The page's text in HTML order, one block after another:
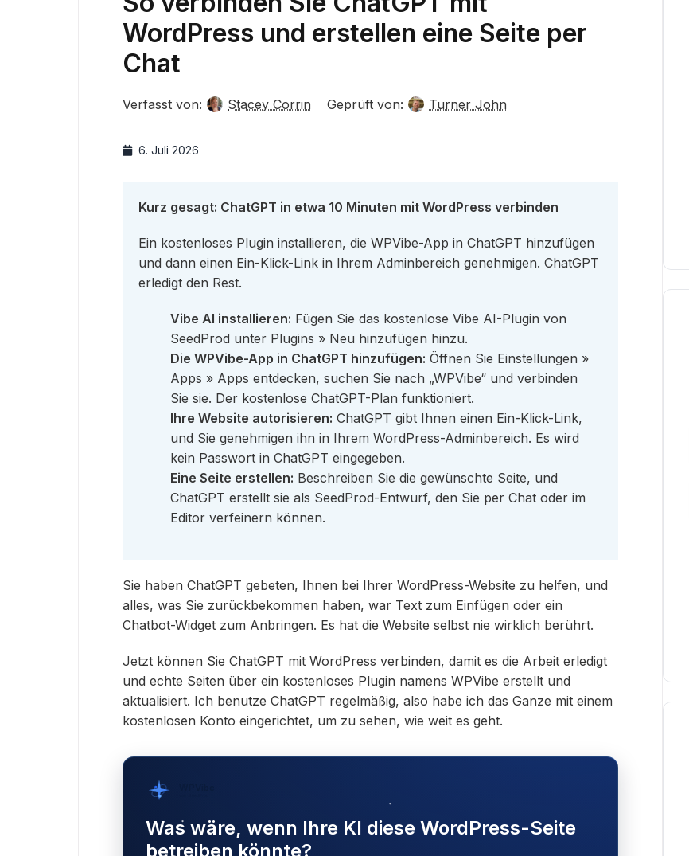
WordPress und erstellen eine Seite per
Chat
Verfasst von: Stacey Corrin Geprüft von: Turner John
6. Juli 2026
Kurz gesagt: ChatGPT in etwa 10 Minuten mit WordPress verbinden
Ein kostenloses Plugin installieren, die WPVibe-App in ChatGPT hinzufügen
und dann einen Ein-Klick-Link in Ihrem Adminbereich genehmigen. ChatGPT
erledigt den Rest.
Vibe AI installieren: Fügen Sie das kostenlose Vibe AI-Plugin von
SeedProd unter Plugins » Neu hinzufügen hinzu.
Die WPVibe-App in ChatGPT hinzufügen: Öffnen Sie Einstellungen »
Apps » Apps entdecken, suchen Sie nach „WPVibe“ und verbinden
Sie sie. Der kostenlose ChatGPT-Plan funktioniert.
Ihre Website autorisieren: ChatGPT gibt Ihnen einen Ein-Klick-Link,
und Sie genehmigen ihn in Ihrem WordPress-Adminbereich. Es wird
kein Passwort in ChatGPT eingegeben.
Eine Seite erstellen: Beschreiben Sie die gewünschte Seite, und
ChatGPT erstellt sie als SeedProd-Entwurf, den Sie per Chat oder im
Editor verfeinern können.
Sie haben ChatGPT gebeten, Ihnen bei Ihrer WordPress-Website zu helfen, und
alles, was Sie zurückbekommen haben, war Text zum Einfügen oder ein
Chatbot-Widget zum Anbringen. Es hat die Website selbst nie wirklich berührt.
Jetzt können Sie ChatGPT mit WordPress verbinden, damit es die Arbeit erledigt
und echte Seiten über ein kostenloses Plugin namens WPVibe erstellt und
aktualisiert. Ich benutze ChatGPT regelmäßig, also habe ich das Ganze mit einem
kostenlosen Konto eingerichtet, um zu sehen, wie weit es geht.
Was wäre, wenn Ihre KI diese WordPress-Seite
betreiben könnte?